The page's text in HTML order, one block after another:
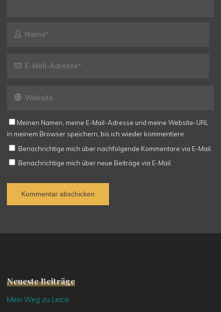
Meinen Namen, meine E-Mail-Adresse und meine Website-URL
in meinem Browser speichern, bis ich wieder kommentiere.
Benachrichtige mich über nachfolgende Kommentare via E-Mail.
Benachrichtige mich über neue Beiträge via E-Mail.
Neueste Beiträge
Mein Weg zu Leica